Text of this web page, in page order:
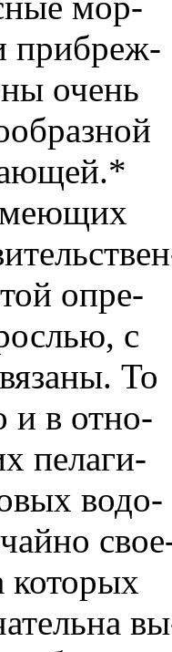
прибреж-
очень
опре-
с
То
и в отно-
пелаги-
водо-
которых